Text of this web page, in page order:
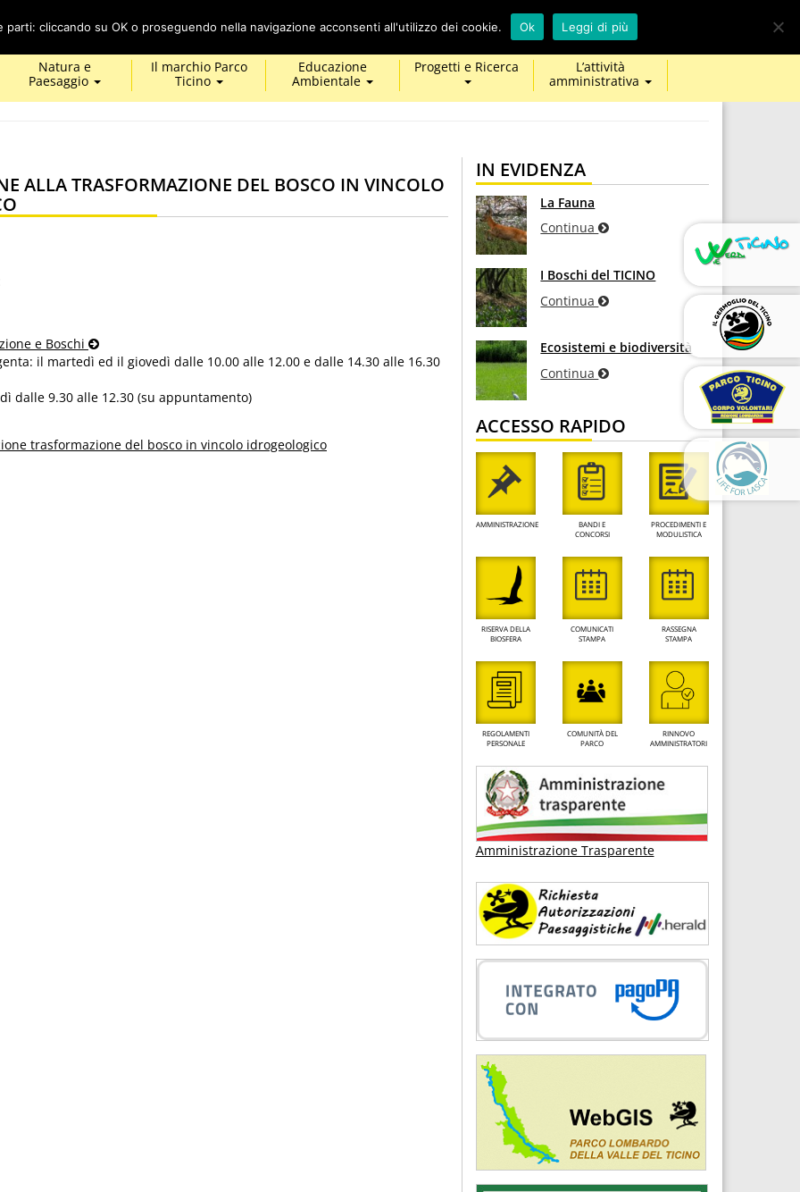
Cerca
map-
marker
calendar
Natura e
Paesaggio
Il marchio Parco
Ticino
Educazione
Ambientale
Progetti e Ricerca
L’attività
amministrativa
ALLA TRASFORMAZIONE DEL BOSCO IN VINCOLO
e Boschi
il martedì ed il giovedì dalle 10.00 alle 12.00 e dalle 14.30 alle 16.30
dalle 9.30 alle 12.30 (su appuntamento)
trasformazione del bosco in vincolo idrogeologico
IN EVIDENZA
La Fauna
Continua
I Boschi del TICINO
Continua
Ecosistemi e biodiversità
Continua
ACCESSO RAPIDO
AMMINISTRAZIONE
BANDI E
CONCORSI
PROCEDIMENTI E
MODULISTICA
RISERVA DELLA
BIOSFERA
COMUNICATI
STAMPA
RASSEGNA
STAMPA
REGOLAMENTI
PERSONALE
COMUNITÀ DEL
PARCO
RINNOVO
AMMINISTRATORI
Amministrazione Trasparente
cliccando su OK o proseguendo nella navigazione acconsenti all'utilizzo dei cookie. Ok Leggi di più